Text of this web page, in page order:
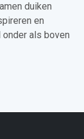
duiken
en
als boven